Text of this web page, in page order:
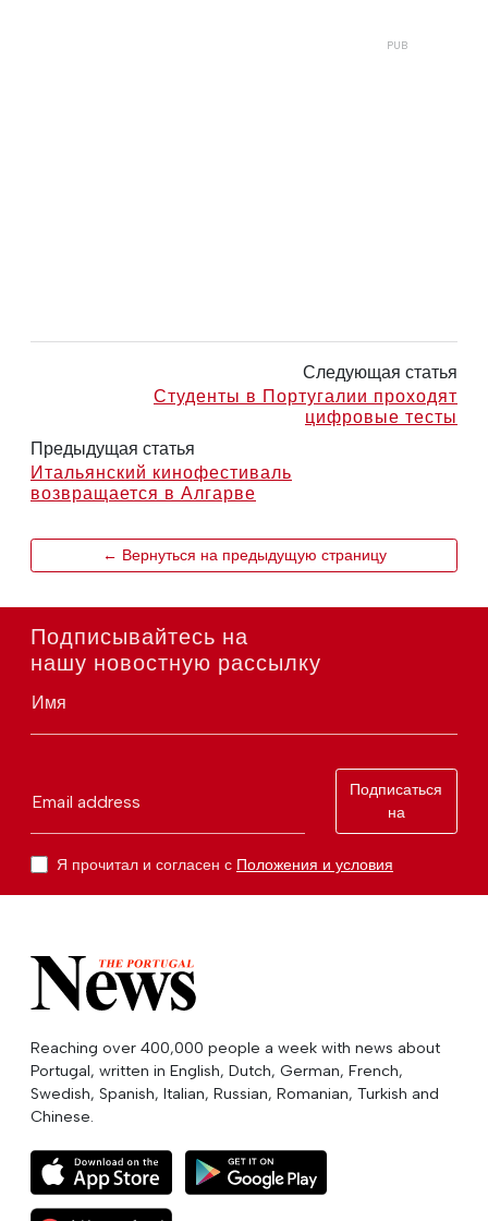
Следующая статья
Студенты в Португалии проходят
цифровые тесты
Предыдущая статья
Итальянский кинофестиваль
возвращается в Алгарве
← Вернуться на предыдущую страницу
Подписывайтесь на
нашу новостную рассылку
Имя
Email address
Подписаться
на
Я прочитал и согласен с Положения и условия
Reaching over 400,000 people a week with news about
Portugal, written in English, Dutch, German, French,
Swedish, Spanish, Italian, Russian, Romanian, Turkish and
Chinese.